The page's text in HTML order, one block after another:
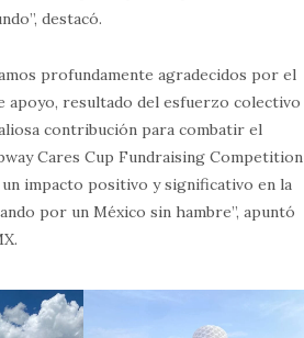
destacó.
profundamente agradecidos por el
apoyo, resultado del esfuerzo colectivo
contribución para combatir el
Cares Cup Fundraising Competition
impacto positivo y significativo en la
por un México sin hambre”, apuntó